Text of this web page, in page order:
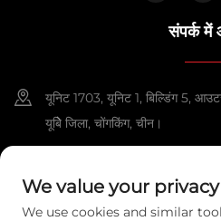
संपर्क में
यूनिट 1703, यूनिट 1, बिल्डिंग 5,
यूबेि जिला, चोंगकिंग, चीन।
[email protected]
We value your privacy
We use cookies and similar